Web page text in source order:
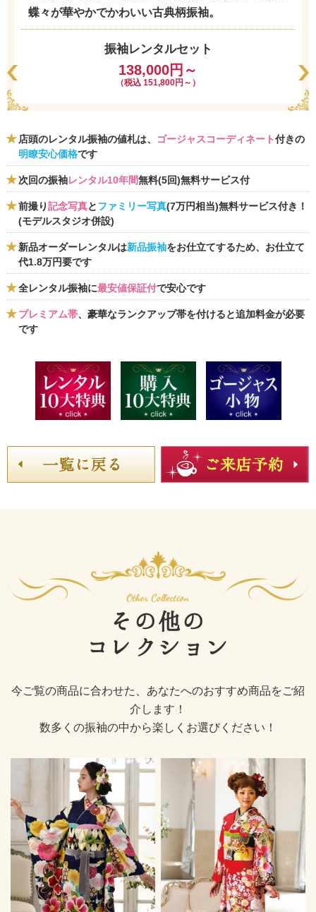
蝶々が華やかでかわいい古典柄振袖。
振袖レンタルセット
138,000円～
（税込 151,800円～）
店頭のレンタル振袖の値札は、 ゴージャスコーディネート付きの
明瞭安心価格です
次回の振袖レンタル10年間無料(5回)無料サービス付
前撮り記念写真とファミリー写真(7万円相当)無料サービス付き！
(モデルスタジオ併設)
新品オーダーレンタルは新品振袖をお仕立てするため、お仕立て
代1.8万円要です
全レンタル振袖に最安値保証付で安心です
プレミアム帯、豪華なランクアップ帯を付けると追加料金が必要
です
その他の
コレクション
今ご覧の商品に合わせた、あなたへのおすすめ商品をご紹
介します！
数多くの振袖の中から楽しくお選びください！